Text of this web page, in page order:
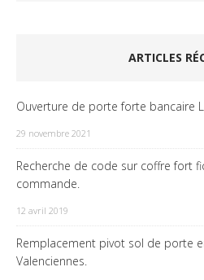
ARTICLES
Ouverture de porte forte bancaire
29 novembre 2021
Recherche de code sur coffre fort
commande.
12 avril 2019
Remplacement pivot sol de porte
Valenciennes.